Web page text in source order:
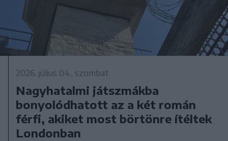
2026. július 04., szombat
Nagyhatalmi játszmákba
bonyolódhatott az a két román
férfi, akiket most börtönre ítéltek
Londonban